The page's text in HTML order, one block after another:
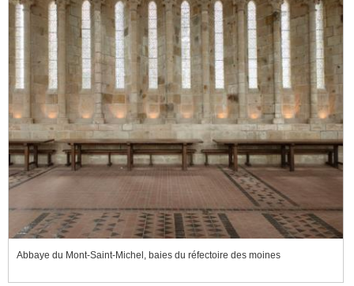
Abbaye du Mont-Saint-Michel, baies du réfectoire des moines